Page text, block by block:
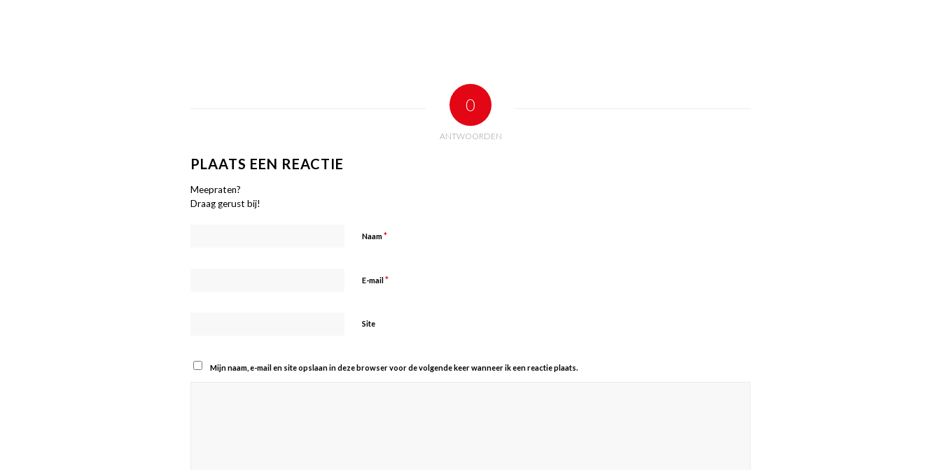
0
ANTWOORDEN
PLAATS EEN REACTIE
Meepraten?
Draag gerust bij!
Naam*
E-mail *
Site
Mijn naam, e-mail en site opslaan in deze browser voor de volgende keer wanneer ik een reactie plaats.